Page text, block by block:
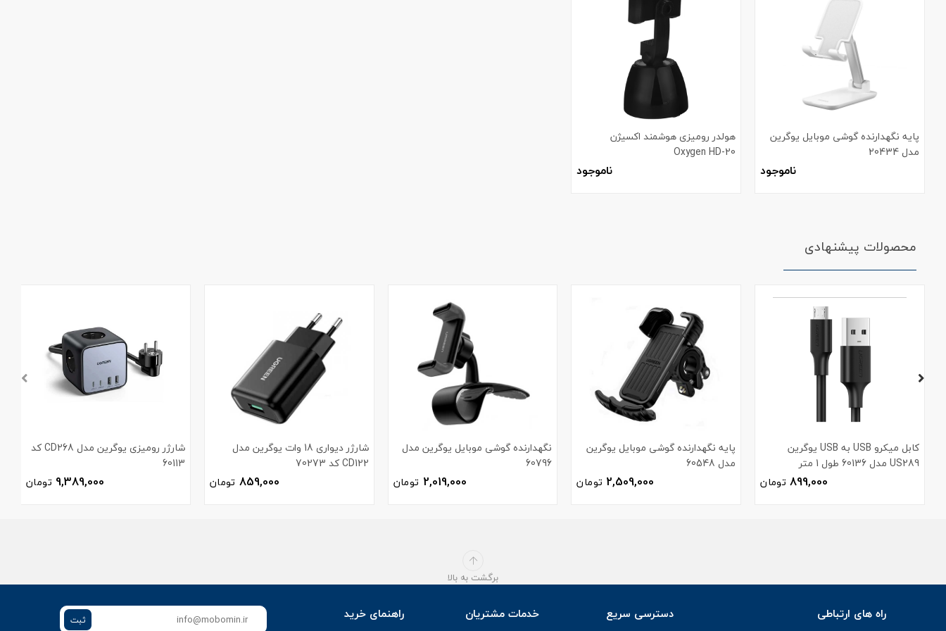
پایه نگهدارنده گوشی موبایل یوگرین
مدل 20434
ناموجود
هولدر رومیزی هوشمند اکسیژن
Oxygen HD-20
ناموجود
محصولات پیشنهادی
کابل میکرو USB به USB یوگرین
US289 مدل 60136 طول 1 متر
899,000 تومان
پایه نگهدارنده گوشی موبایل یوگرین
مدل 60548
2,509,000 تومان
نگهدارنده گوشی موبایل یوگرین مدل
60796
2,019,000 تومان
شارژر دیواری 18 وات یوگرین مدل
CD122 کد 70273
859,000 تومان
شارژر رومیزی یوگرین مدل CD268 کد
60113
9,389,000 تومان
برگشت به بالا
راه های ارتباطی
دسترسی سریع خدمات مشتریان راهنمای خرید ثبت